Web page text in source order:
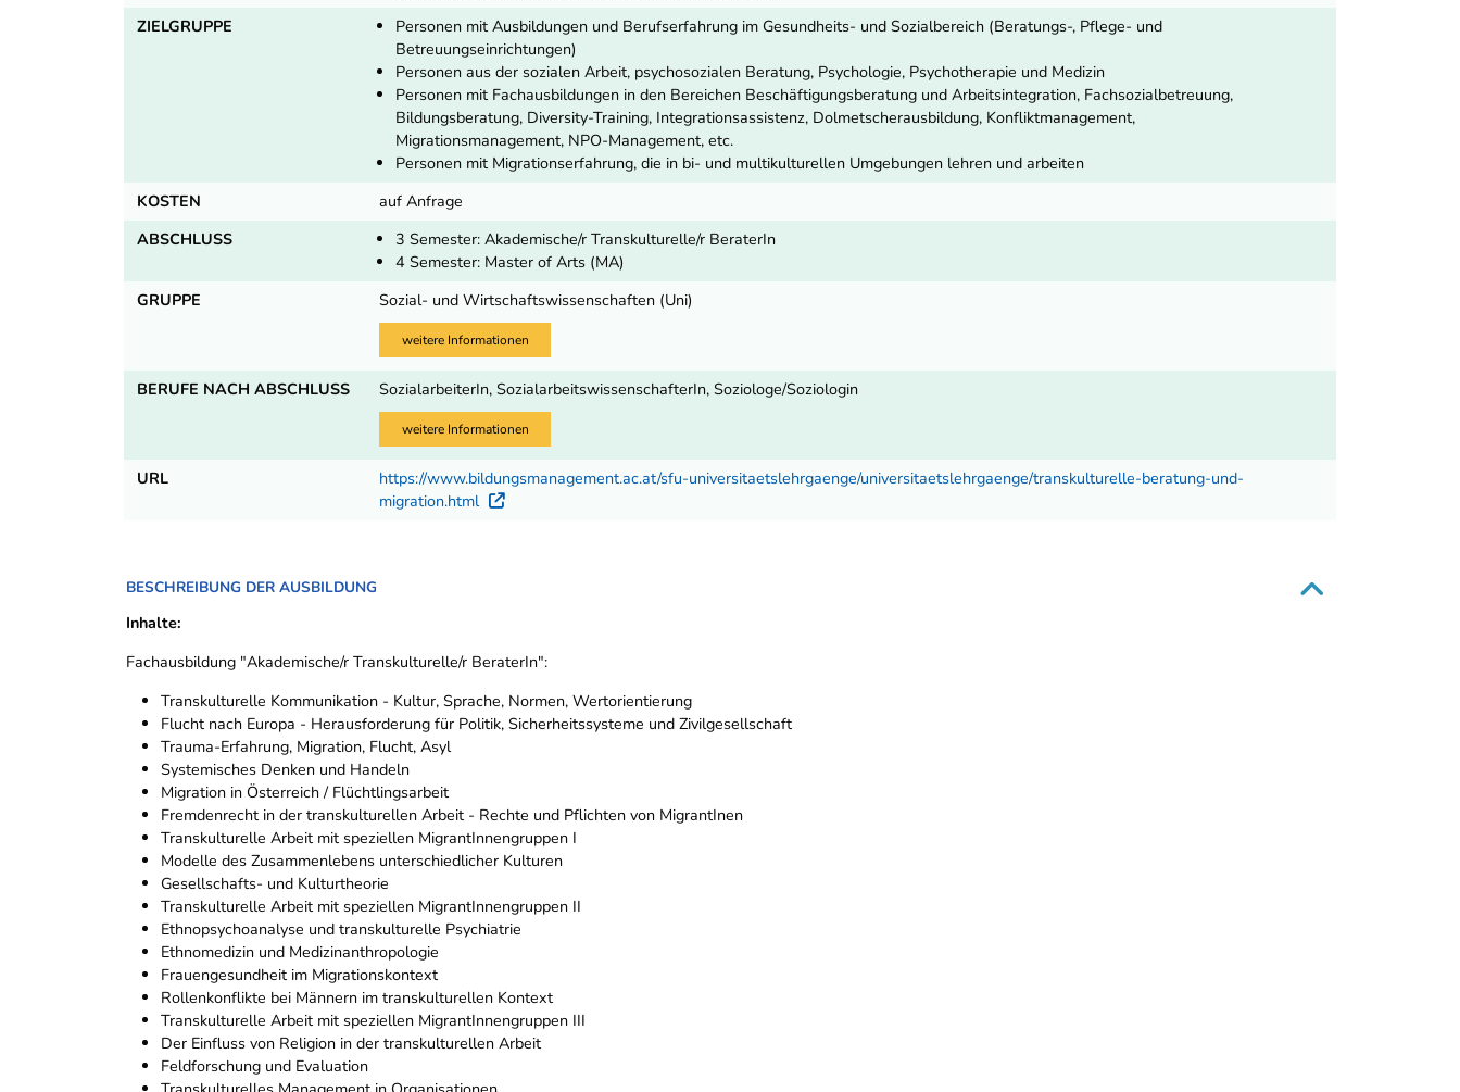
ZIELGRUPPE
Personen mit Ausbildungen und Berufserfahrung im Gesundheits- und Sozialbereich (Beratungs-, Pflege- und
Betreuungseinrichtungen)
Personen aus der sozialen Arbeit, psychosozialen Beratung, Psychologie, Psychotherapie und Medizin
Personen mit Fachausbildungen in den Bereichen Beschäftigungsberatung und Arbeitsintegration, Fachsozialbetreuung,
Bildungsberatung, Diversity-Training, Integrationsassistenz, Dolmetscherausbildung, Konfliktmanagement,
Migrationsmanagement, NPO-Management, etc.
Personen mit Migrationserfahrung, die in bi- und multikulturellen Umgebungen lehren und arbeiten
KOSTEN
auf Anfrage
ABSCHLUSS
3 Semester: Akademische/r Transkulturelle/r BeraterIn
4 Semester: Master of Arts (MA)
GRUPPE
Sozial- und Wirtschaftswissenschaften (Uni)
weitere Informationen
BERUFE NACH ABSCHLUSS SozialarbeiterIn, SozialarbeitswissenschafterIn, Soziologe/Soziologin
weitere Informationen
URL
https://www.bildungsmanagement.ac.at/sfu-universitaetslehrgaenge/universitaetslehrgaenge/transkulturelle-beratung-und-
migration.html
Externer Link
BESCHREIBUNG DER AUSBILDUNG
Inhalte:
Fachausbildung "Akademische/r Transkulturelle/r BeraterIn":
Transkulturelle Kommunikation - Kultur, Sprache, Normen, Wertorientierung
Flucht nach Europa - Herausforderung für Politik, Sicherheitssysteme und Zivilgesellschaft
Trauma-Erfahrung, Migration, Flucht, Asyl
Systemisches Denken und Handeln
Migration in Österreich / Flüchtlingsarbeit
Fremdenrecht in der transkulturellen Arbeit - Rechte und Pflichten von MigrantInen
Transkulturelle Arbeit mit speziellen MigrantInnengruppen I
Modelle des Zusammenlebens unterschiedlicher Kulturen
Gesellschafts- und Kulturtheorie
Transkulturelle Arbeit mit speziellen MigrantInnengruppen II
Ethnopsychoanalyse und transkulturelle Psychiatrie
Ethnomedizin und Medizinanthropologie
Frauengesundheit im Migrationskontext
Rollenkonflikte bei Männern im transkulturellen Kontext
Transkulturelle Arbeit mit speziellen MigrantInnengruppen III
Der Einfluss von Religion in der transkulturellen Arbeit
Feldforschung und Evaluation